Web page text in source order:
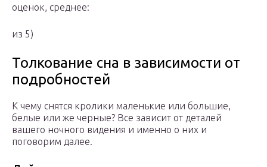
оценок, среднее:
из 5)
Толкование сна в зависимости от
подробностей
К чему снятся кролики маленькие или большие,
белые или же черные? Все зависит от деталей
вашего ночного видения и именно о них и
поговорим далее.